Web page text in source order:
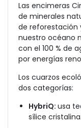
Las encimeras
de minerales
de reforestación
nuestro océano
con el 100 % de
por energías
Los cuarzos
dos categorías:
HybriQ: usa
sílice cristalina.